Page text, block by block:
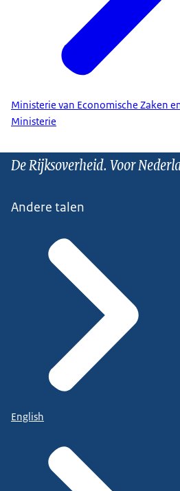
Ministerie van Economische Zaken
Ministerie
De Rijksoverheid. Voor
Andere talen
English